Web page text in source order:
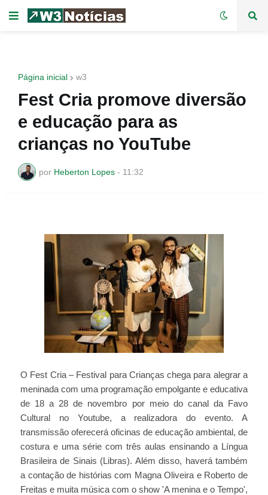
Página inicial w3
Fest Cria promove diversão
e educação para as
crianças no YouTube
por Heberton Lopes - 11:32
O Fest Cria – Festival para Crianças chega para alegrar a
meninada com uma programação empolgante e educativa
de 18 a 28 de novembro por meio do canal da Favo
Cultural no Youtube, a realizadora do evento. A
transmissão oferecerá oficinas de educação ambiental, de
costura e uma série com três aulas ensinando a Língua
Brasileira de Sinais (Libras). Além disso, haverá também
a contação de histórias com Magna Oliveira e Roberto de
Freitas e muita música com o show 'A menina e o Tempo',